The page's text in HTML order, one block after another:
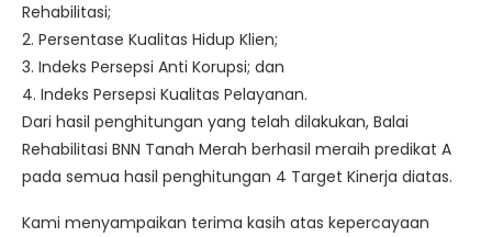
Rehabilitasi;
2. Persentase Kualitas Hidup Klien;
3. Indeks Persepsi Anti Korupsi; dan
4. Indeks Persepsi Kualitas Pelayanan.
Dari hasil penghitungan yang telah dilakukan, Balai
Rehabilitasi BNN Tanah Merah berhasil meraih predikat A
pada semua hasil penghitungan 4 Target Kinerja diatas.
Kami menyampaikan terima kasih atas kepercayaan